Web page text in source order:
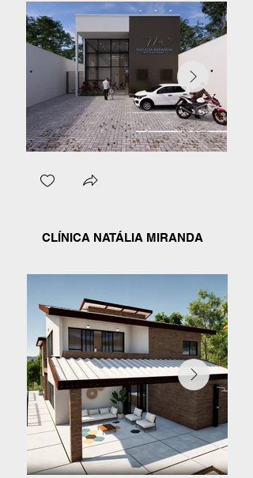
CLÍNICA NATÁLIA MIRANDA